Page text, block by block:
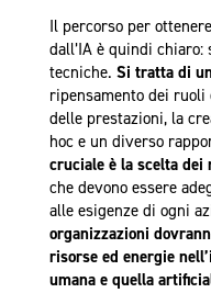
Il percorso per
dall’IA è quindi
tecniche. Si tratta di
ripensamento dei
delle prestazioni, la
hoc e un diverso
cruciale è la scelta
che devono essere
alle esigenze di ogni
organizzazioni
risorse ed energie
umana e quella